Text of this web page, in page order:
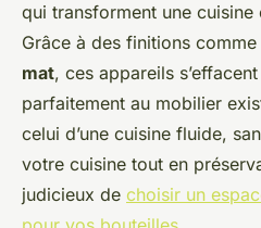
qui transforment une
Grâce à des finitions comme
mat, ces appareils
parfaitement au mobilier
celui d’une cuisine fluide,
votre cuisine tout en
judicieux de choisir un